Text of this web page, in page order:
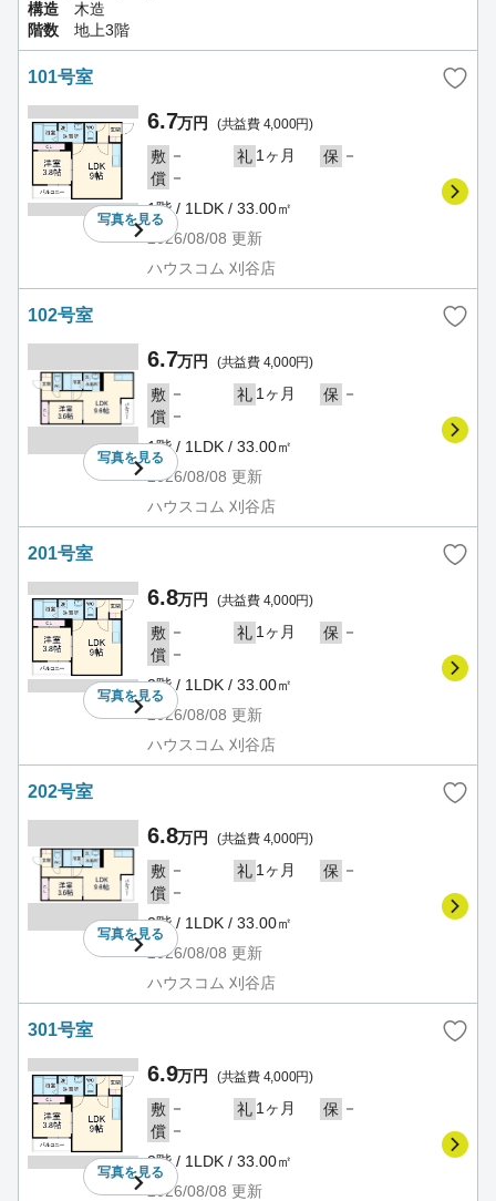
構造
木造
階数
地上3階
101号室
写真を見る
6.7万円 (共益費 4,000円)
敷 － 礼 1ヶ月 保 －
償 －
1階 / 1LDK / 33.00㎡
2026/08/08 更新
ハウスコム 刈谷店
102号室
写真を見る
6.7万円 (共益費 4,000円)
敷 － 礼 1ヶ月 保 －
償 －
1階 / 1LDK / 33.00㎡
2026/08/08 更新
ハウスコム 刈谷店
201号室
写真を見る
6.8万円 (共益費 4,000円)
敷 － 礼 1ヶ月 保 －
償 －
2階 / 1LDK / 33.00㎡
2026/08/08 更新
ハウスコム 刈谷店
202号室
写真を見る
6.8万円 (共益費 4,000円)
敷 － 礼 1ヶ月 保 －
償 －
2階 / 1LDK / 33.00㎡
2026/08/08 更新
ハウスコム 刈谷店
301号室
写真を見る
6.9万円 (共益費 4,000円)
敷 － 礼 1ヶ月 保 －
償 －
3階 / 1LDK / 33.00㎡
2026/08/08 更新